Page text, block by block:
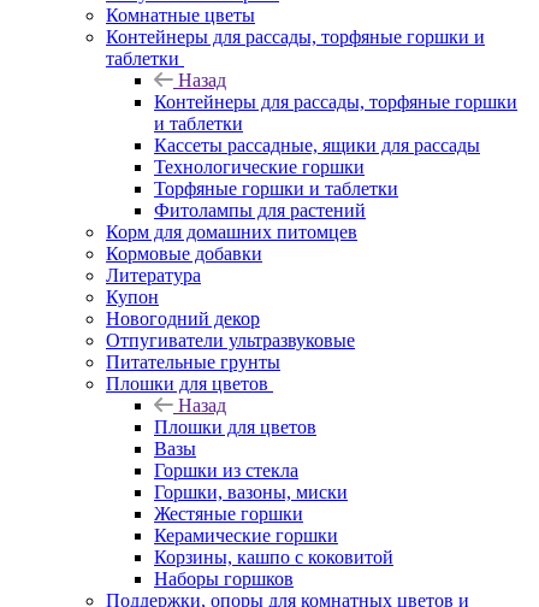
Комнатные цветы
Контейнеры для рассады, торфяные горшки и
таблетки
Назад
Контейнеры для рассады, торфяные горшки
и таблетки
Кассеты рассадные, ящики для рассады
Технологические горшки
Торфяные горшки и таблетки
Фитолампы для растений
Корм для домашних питомцев
Кормовые добавки
Литература
Купон
Новогодний декор
Отпугиватели ультразвуковые
Питательные грунты
Плошки для цветов
Назад
Плошки для цветов
Вазы
Горшки из стекла
Горшки, вазоны, миски
Жестяные горшки
Керамические горшки
Корзины, кашпо с коковитой
Наборы горшков
Поддержки, опоры для комнатных цветов и